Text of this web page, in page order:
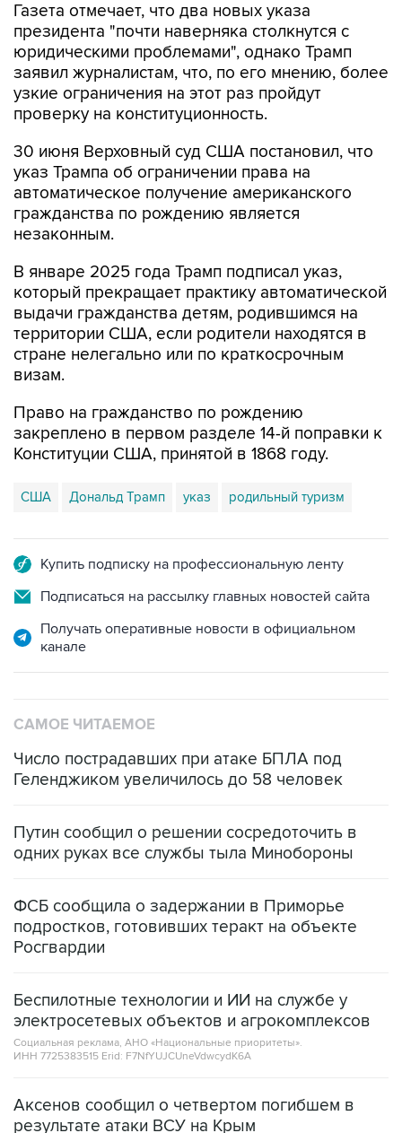
Газета отмечает, что два новых указа
президента "почти наверняка столкнутся с
юридическими проблемами", однако Трамп
заявил журналистам, что, по его мнению, более
узкие ограничения на этот раз пройдут
проверку на конституционность.
30 июня Верховный суд США постановил, что
указ Трампа об ограничении права на
автоматическое получение американского
гражданства по рождению является
незаконным.
В январе 2025 года Трамп подписал указ,
который прекращает практику автоматической
выдачи гражданства детям, родившимся на
территории США, если родители находятся в
стране нелегально или по краткосрочным
визам.
Право на гражданство по рождению
закреплено в первом разделе 14-й поправки к
Конституции США, принятой в 1868 году.
США Дональд Трамп указ родильный туризм
Купить подписку на профессиональную ленту
Подписаться на рассылку главных новостей сайта
Получать оперативные новости в официальном
канале
САМОЕ ЧИТАЕМОЕ
Число пострадавших при атаке БПЛА под
Геленджиком увеличилось до 58 человек
Путин сообщил о решении сосредоточить в
одних руках все службы тыла Минобороны
ФСБ сообщила о задержании в Приморье
подростков, готовивших теракт на объекте
Росгвардии
Беспилотные технологии и ИИ на службе у
электросетевых объектов и агрокомплексов
Социальная реклама, АНО «Национальные приоритеты».
ИНН 7725383515 Erid: F7NfYUJCUneVdwcydK6A
Аксенов сообщил о четвертом погибшем в
результате атаки ВСУ на Крым